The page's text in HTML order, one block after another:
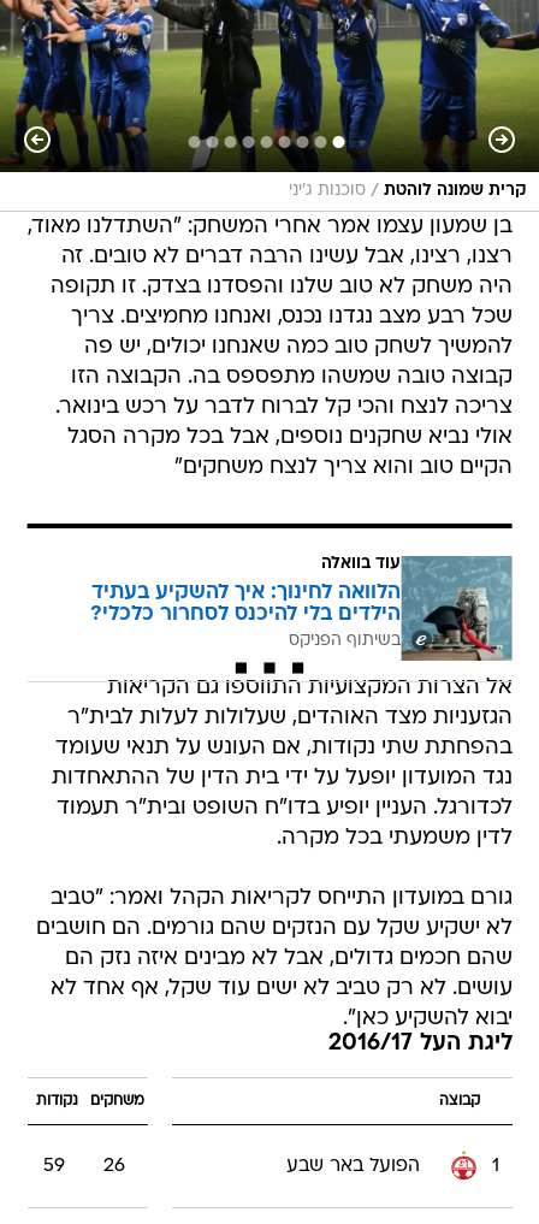
קרית שמונה לוהטת / סוכנות ג'יני
בן שמעון עצמו אמר אחרי המשחק: "השתדלנו מאוד,
רצנו, רצינו, אבל עשינו הרבה דברים לא טובים. זה
היה משחק לא טוב שלנו והפסדנו בצדק. זו תקופה
שכל רבע מצב נגדנו נכנס, ואנחנו מחמיצים. צריך
להמשיך לשחק טוב כמה שאנחנו יכולים, יש פה
קבוצה טובה שמשהו מתפספס בה. הקבוצה הזו
צריכה לנצח והכי קל לברוח לדבר על רכש בינואר.
אולי נביא שחקנים נוספים, אבל בכל מקרה הסגל
הקיים טוב והוא צריך לנצח משחקים"
עוד בוואלה
הלוואה לחינוך: איך להשקיע בעתיד
הילדים בלי להיכנס לסחרור כלכלי?
בשיתוף הפניקס
אל הצרות המקצועיות התווספו גם הקריאות
הגזעניות מצד האוהדים, שעלולות לעלות לבית"ר
בהפחתת שתי נקודות, אם העונש על תנאי שעומד
נגד המועדון יופעל על ידי בית הדין של ההתאחדות
לכדורגל. העניין יופיע בדו"ח השופט ובית"ר תעמוד
לדין משמעתי בכל מקרה.
גורם במועדון התייחס לקריאות הקהל ואמר: "טביב
לא ישקיע שקל עם הנזקים שהם גורמים. הם חושבים
שהם חכמים גדולים, אבל לא מבינים איזה נזק הם
עושים. לא רק טביב לא ישים עוד שקל, אף אחד לא
יבוא להשקיע כאן".
ליגת העל 2016/17
קבוצה משחקים נקודות
1 הפועל באר שבע 26
59